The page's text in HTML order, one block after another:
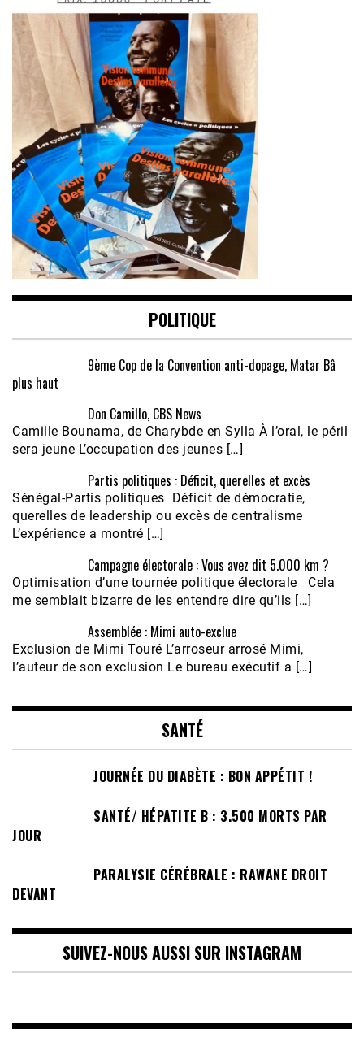
POLITIQUE
9ème Cop de la Convention anti-dopage, Matar Bâ
plus haut
Don Camillo, CBS News
Camille Bounama, de Charybde en Sylla À l’oral, le péril
sera jeune L’occupation des jeunes […]
Partis politiques : Déficit, querelles et excès
Sénégal-Partis politiques Déficit de démocratie,
querelles de leadership ou excès de centralisme
L’expérience a montré […]
Campagne électorale : Vous avez dit 5.000 km ?
Optimisation d’une tournée politique électorale Cela
me semblait bizarre de les entendre dire qu’ils […]
Assemblée : Mimi auto-exclue
Exclusion de Mimi Touré L’arroseur arrosé Mimi,
l’auteur de son exclusion Le bureau exécutif a […]
SANTÉ
JOURNÉE DU DIABÈTE : BON APPÉTIT !
SANTÉ/ HÉPATITE B : 3.500 MORTS PAR
JOUR
PARALYSIE CÉRÉBRALE : RAWANE DROIT
DEVANT
SUIVEZ-NOUS AUSSI SUR INSTAGRAM